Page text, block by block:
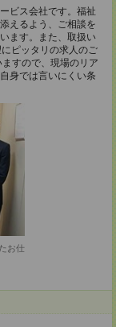
ビス会社です。福祉
えるよう、ご相談を
ます。また、取扱い
ピッタリの求人のご
すので、現場のリア
身では言いにくい条
お仕